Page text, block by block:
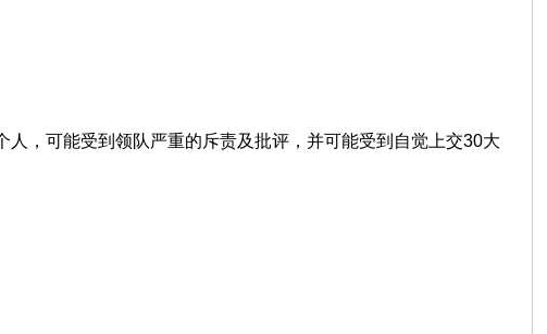
，可能受到领队严重的斥责及批评，并可能受到自觉上交30大